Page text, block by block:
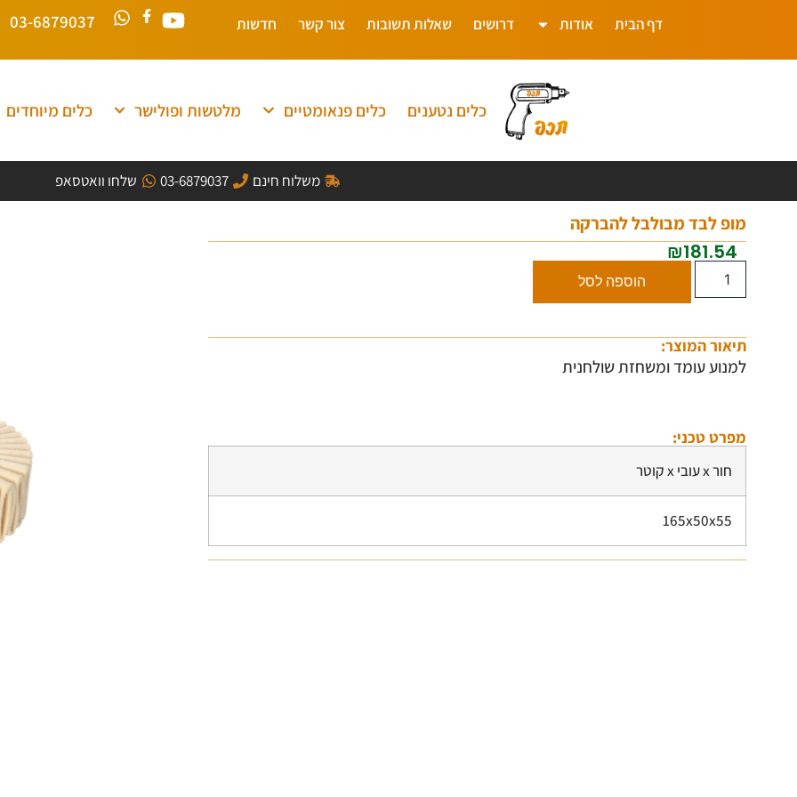
דף הבית אודות דרושים שאלות תשובות צור קשר חדשות 03-6879037
כלים נטענים כלים פנאומטיים מלטשות ופולישר כלים מיוחדים
משלוח חינם 03-6879037 שלחו וואטסאפ
מופ לבד מבולבל להברקה
₪181.54
הוספה לסל
תיאור המוצר:
למנוע עומד ומשחזת שולחנית
מפרט טכני:
חור x עובי x קוטר
165x50x55